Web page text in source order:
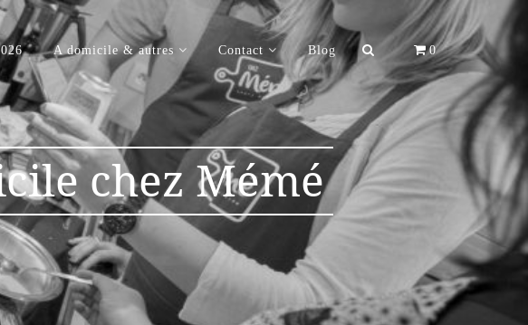
A domicile & autres Contact Blog Rechercher :
0
chez Mémé